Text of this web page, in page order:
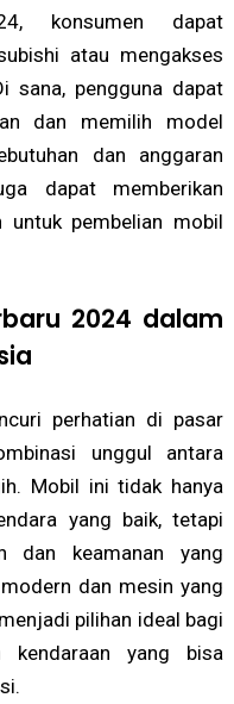
konsumen dapat
atau mengakses
sana, pengguna dapat
dan memilih model
dan anggaran
dapat memberikan
untuk pembelian mobil
2024 dalam
perhatian di pasar
unggul antara
Mobil ini tidak hanya
yang baik, tetapi
dan keamanan yang
dan mesin yang
pilihan ideal bagi
kendaraan yang bisa